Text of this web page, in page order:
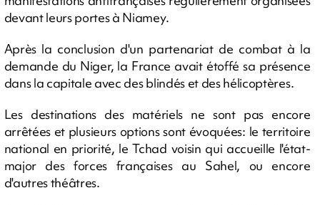
devant leurs portes à Niamey.
Après la conclusion d'un partenariat de combat à la
demande du Niger, la France avait étoffé sa présence
dans la capitale avec des blindés et des hélicoptères.
Les destinations des matériels ne sont pas encore
arrêtées et plusieurs options sont évoquées: le territoire
national en priorité, le Tchad voisin qui accueille l'état-
major des forces françaises au Sahel, ou encore
d'autres théâtres.